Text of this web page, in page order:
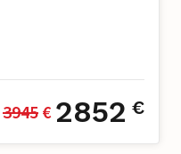
3945 € 2852 €